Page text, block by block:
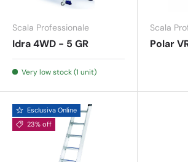
Scala Professionale
Idra 4WD - 5 GR
Very low stock (1 unit)
Scala
Polar
Esclusiva Online
23% off